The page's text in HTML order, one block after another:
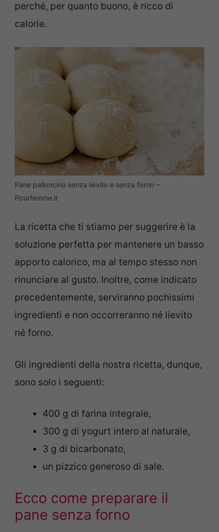
perché, per quanto buono, è ricco di
calorie.
Pane palloncino senza lievito e senza forno –
Pourfemme.it
La ricetta che ti stiamo per suggerire è la
soluzione perfetta per mantenere un basso
apporto calorico, ma al tempo stesso non
rinunciare al gusto. Inoltre, come indicato
precedentemente, serviranno pochissimi
ingredienti e non occorreranno né lievito
né forno.
Gli ingredienti della nostra ricetta, dunque,
sono solo i seguenti:
400 g di farina integrale,
300 g di yogurt intero al naturale,
3 g di bicarbonato,
un pizzico generoso di sale.
Ecco come preparare il
pane senza forno